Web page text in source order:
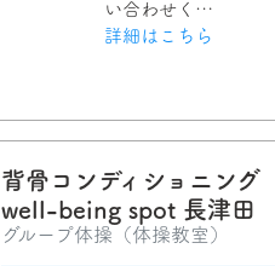
い合わせく…
詳細はこちら
背骨コンディショニング
well-being spot 長津田
グループ体操（体操教室）